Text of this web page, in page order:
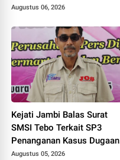
Perangkat Desa Yang
Augustus 06, 2026
Kejati Jambi Balas Surat
SMSI Tebo Terkait SP3
Penanganan Kasus Dugaan
Korupsi di DPUPR Tebo Rp
Augustus 05, 2026